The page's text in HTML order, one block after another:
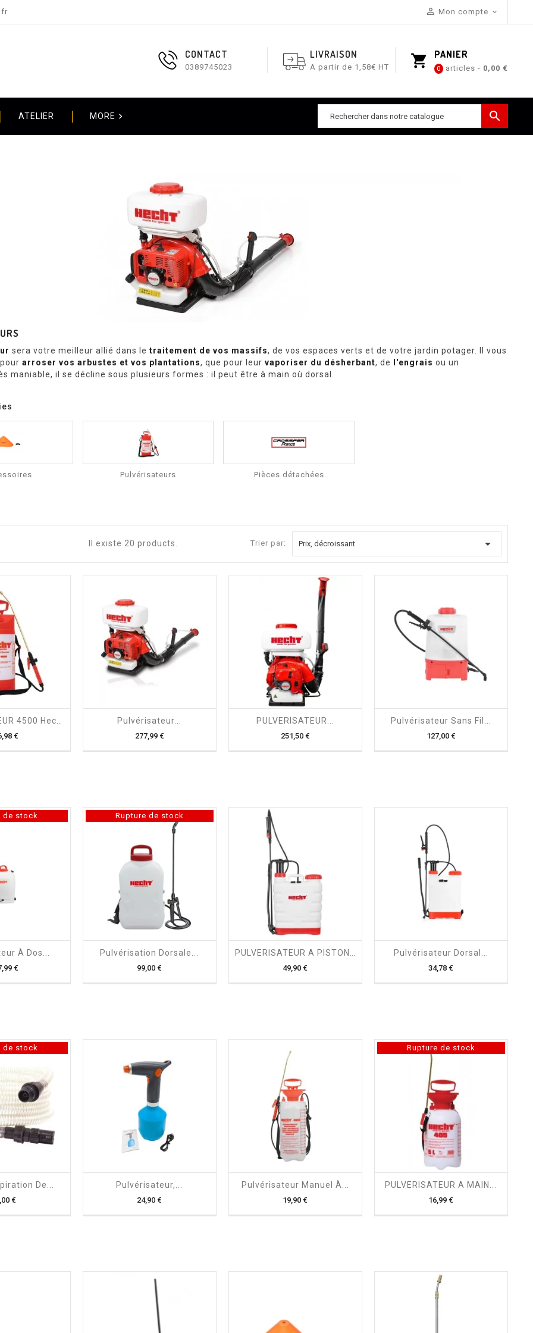
 Mon compte 
shopping_cart PANIER
0 articles - 0,00 €
CONTACT
0389745023
LIVRAISON
A partir de 1,58€ HT
ATELIER MORE  
sera votre meilleur allié dans le traitement de vos massifs, de vos espaces verts et de votre jardin potager. Il vous
arroser vos arbustes et vos plantations, que pour leur vaporiser du désherbant, de l'engrais ou un
maniable, il se décline sous plusieurs formes : il peut être à main où dorsal.
Pulvérisateurs Pièces détachées
Il existe 20 products. Trier par: Prix, décroissant 
€Prix
Pulvérisateur...
277,99 €Prix
shopping_cart

PULVERISATEUR...
251,50 €Prix
Pulvérisateur Sans Fil...
127,00 €Prix
de stock
À Dos...
€Prix
Rupture de stock
Pulvérisation Dorsale...
99,00 €
shopping_cart

49,90 €
Pulvérisateur Dorsal...
34,78 €
de stock
De...
€
Pulvérisateur,...
24,90 €
Pulvérisateur Manuel À...
19,90 €
Rupture de stock
shopping_cart

PULVERISATEUR A MAIN...
16,99 €